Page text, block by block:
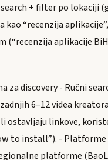
+ filter po lokaciji
kao “recenzija
(“recenzija aplikacije
za discovery - Ručni
6–12 videa
ostavljaju linkove,
to install”). - Platforme
platforme